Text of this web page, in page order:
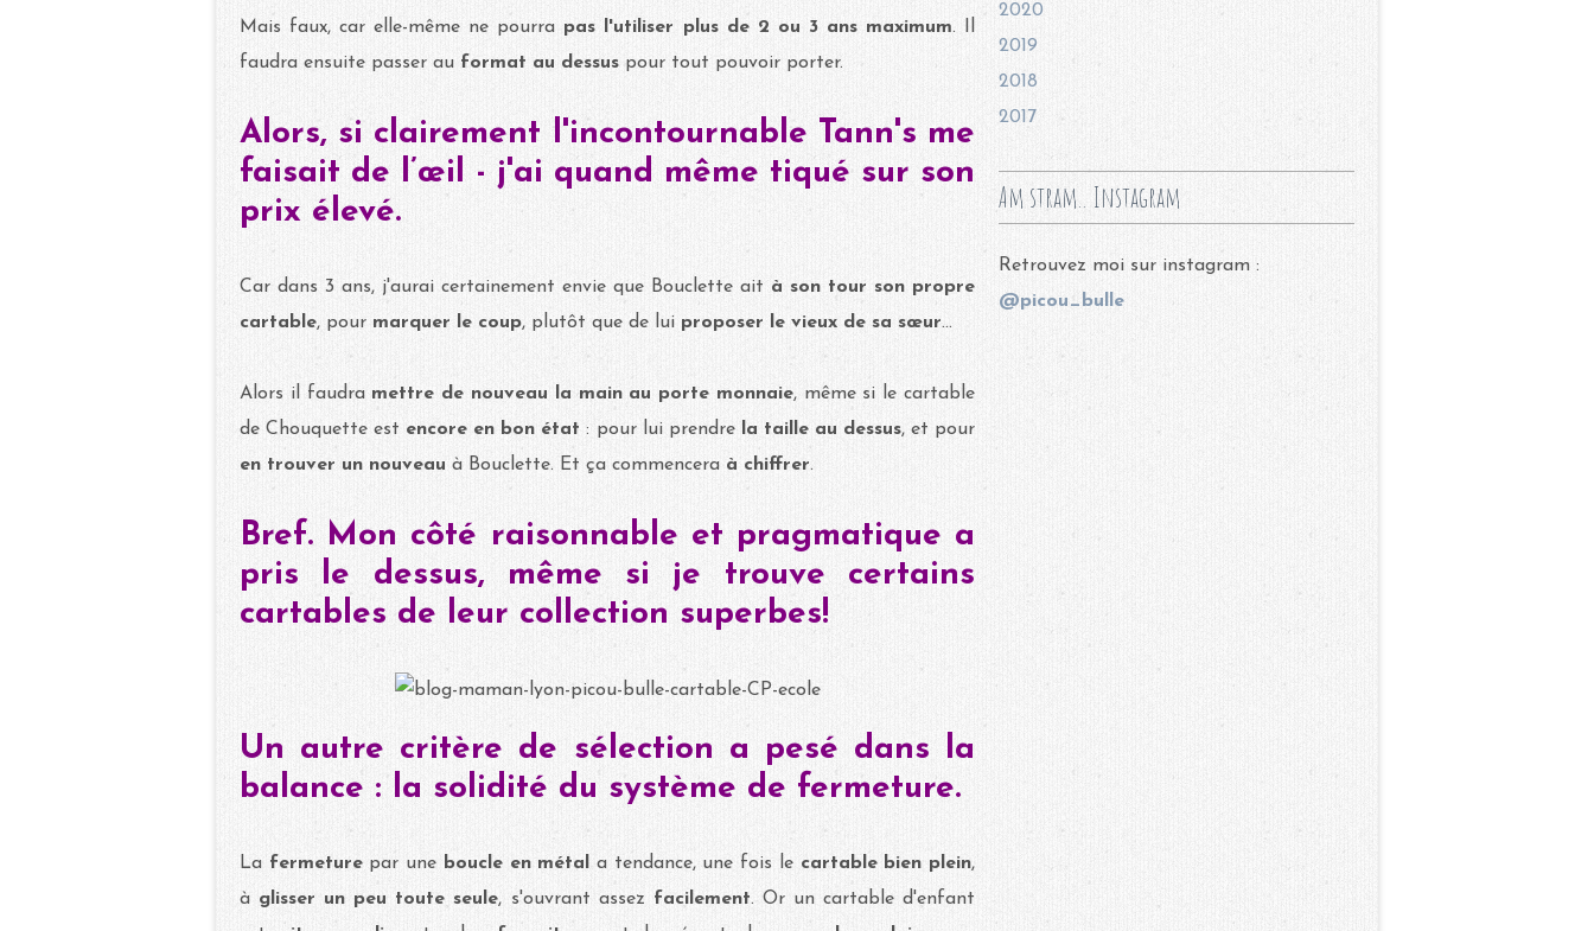
Mais faux, car elle-même ne pourra pas l'utiliser plus de 2 ou 3 ans maximum. Il
faudra ensuite passer au format au dessus pour tout pouvoir porter.
Alors, si clairement l'incontournable Tann's me
faisait de l’œil - j'ai quand même tiqué sur son
prix élevé.
Car dans 3 ans, j'aurai certainement envie que Bouclette ait à son tour son propre
cartable, pour marquer le coup, plutôt que de lui proposer le vieux de sa sœur...
Alors il faudra mettre de nouveau la main au porte monnaie, même si le cartable
de Chouquette est encore en bon état : pour lui prendre la taille au dessus, et pour
en trouver un nouveau à Bouclette. Et ça commencera à chiffrer.
Bref. Mon côté raisonnable et pragmatique a
pris le dessus, même si je trouve certains
cartables de leur collection superbes!
Un autre critère de sélection a pesé dans la
balance : la solidité du système de fermeture.
La fermeture par une boucle en métal a tendance, une fois le cartable bien plein,
à glisser un peu toute seule, s'ouvrant assez facilement. Or un cartable d'enfant
2020
2019
2018
2017
Am stram.. Instagram
Retrouvez moi sur instagram :
@picou_bulle